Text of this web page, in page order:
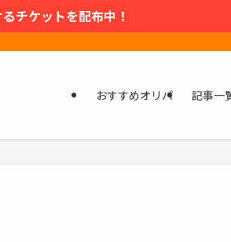
チケットを配布中！
おすすめオリパ 記事一